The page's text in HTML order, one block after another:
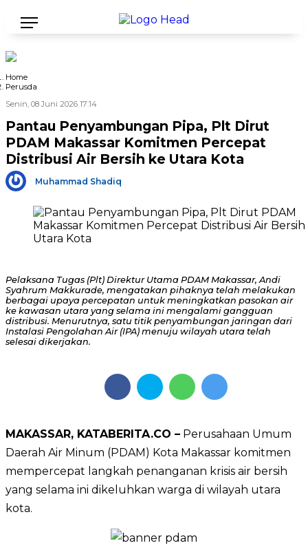
Home
Perusda
Senin, 08 Juni 2026 17:14
Pantau Penyambungan Pipa, Plt Dirut
PDAM Makassar Komitmen Percepat
Distribusi Air Bersih ke Utara Kota
Muhammad Shadiq
Pelaksana Tugas (Plt) Direktur Utama PDAM Makassar, Andi
Syahrum Makkurade, mengatakan pihaknya telah melakukan
berbagai upaya percepatan untuk meningkatkan pasokan air
ke kawasan utara yang selama ini mengalami gangguan
distribusi. Menurutnya, satu titik penyambungan jaringan dari
Instalasi Pengolahan Air (IPA) menuju wilayah utara telah
selesai dikerjakan.
MAKASSAR, KATABERITA.CO – Perusahaan Umum
Daerah Air Minum (PDAM) Kota Makassar komitmen
mempercepat langkah penanganan krisis air bersih
yang selama ini dikeluhkan warga di wilayah utara
kota.